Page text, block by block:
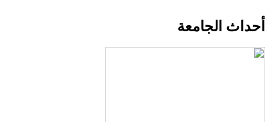
أحداث الجامعة